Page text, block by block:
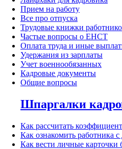
Прием на работу
Все про отпуска
Трудовые книжки
Частые вопросы о ЕНСТ
Оплата труда и иные
Удержания из зарплаты
Учет военнообязанных
Кадровые документы
Общие вопросы
Шпаргалки
Как рассчитать
Как ознакомить работника
Как вести личные карточки